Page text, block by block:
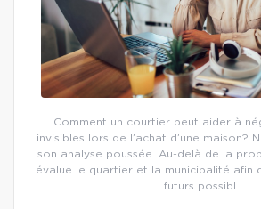
Comment un courtier peut aider à
invisibles lors de l’achat d’une maison?
son analyse poussée. Au-delà de la
évalue le quartier et la municipalité afin
futurs possibl